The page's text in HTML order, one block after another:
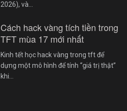
2026), và…
Cách hack vàng tích tiền trong
TFT mùa 17 mới nhất
Kinh tết học hack vàng trong tft để
dựng một mô hình để tính “giá trị thật”
khi…